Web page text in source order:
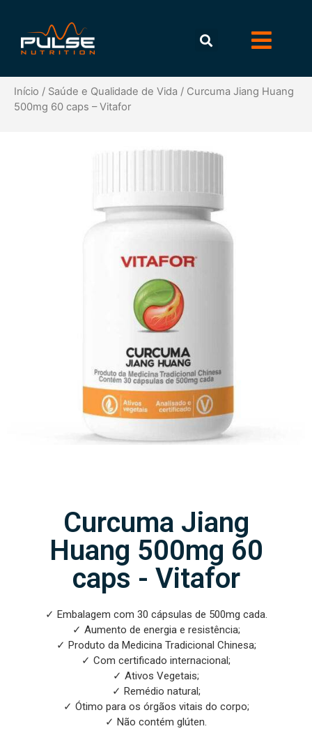
Início / Saúde e Qualidade de Vida / Curcuma Jiang Huang
500mg 60 caps – Vitafor
Curcuma Jiang
Huang 500mg 60
caps - Vitafor
✓ Embalagem com 30 cápsulas de 500mg cada.
✓ Aumento de energia e resistência;
✓ Produto da Medicina Tradicional Chinesa;
✓ Com certificado internacional;
✓ Ativos Vegetais;
✓ Remédio natural;
✓ Ótimo para os órgãos vitais do corpo;
✓ Não contém glúten.